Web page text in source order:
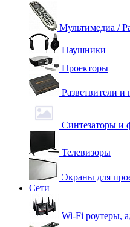
Мультимедиа /
Наушники
Проекторы
Разветвители и
Синтезаторы и
Телевизоры
Экраны для
Сети
Wi-Fi роутеры,